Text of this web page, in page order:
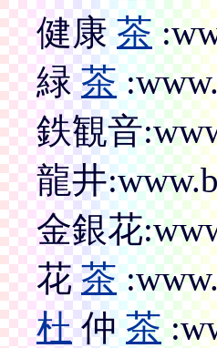
健康茶
緑茶
鉄観音
龍井
金銀花
花茶
杜仲茶